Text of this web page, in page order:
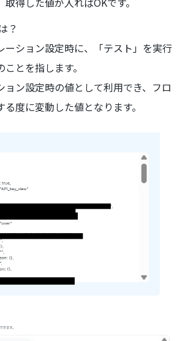
？
ーション設定時に、「テスト」を実行
とを指します。
ョン設定時の値として利用でき、フロ
度に変動した値となります。